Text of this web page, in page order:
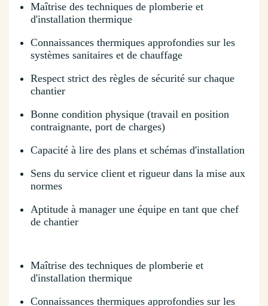
Maîtrise des techniques de plomberie et
d'installation thermique
Connaissances thermiques approfondies sur les
systèmes sanitaires et de chauffage
Respect strict des règles de sécurité sur chaque
chantier
Bonne condition physique (travail en position
contraignante, port de charges)
Capacité à lire des plans et schémas d'installation
Sens du service client et rigueur dans la mise aux
normes
Aptitude à manager une équipe en tant que chef
de chantier
Maîtrise des techniques de plomberie et
d'installation thermique
Connaissances thermiques approfondies sur les